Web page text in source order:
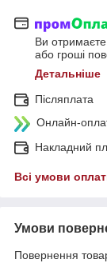
Ви
або гроші
Детальніше
Післяплата
Онлайн-
Накладний
Всі умови
Умови
Повернення